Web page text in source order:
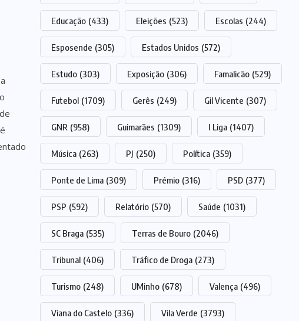
Educação (433) Eleições (523) Escolas (244)
Esposende (305) Estados Unidos (572)
Estudo (303) Exposição (306) Famalicão (529)
Futebol (1709) Gerês (249) Gil Vicente (307)
GNR (958) Guimarães (1309) I Liga (1407)
Música (263) PJ (250) Política (359)
Ponte de Lima (309) Prémio (316) PSD (377)
PSP (592) Relatório (570) Saúde (1031)
SC Braga (535) Terras de Bouro (2046)
Tribunal (406) Tráfico de Droga (273)
Turismo (248) UMinho (678) Valença (496)
Viana do Castelo (336) Vila Verde (3793)